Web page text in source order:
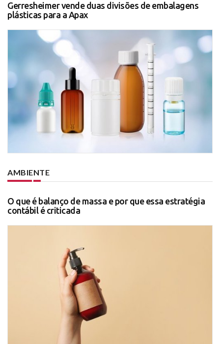
Gerresheimer vende duas divisões de embalagens
plásticas para a Apax
AMBIENTE
O que é balanço de massa e por que essa estratégia
contábil é criticada